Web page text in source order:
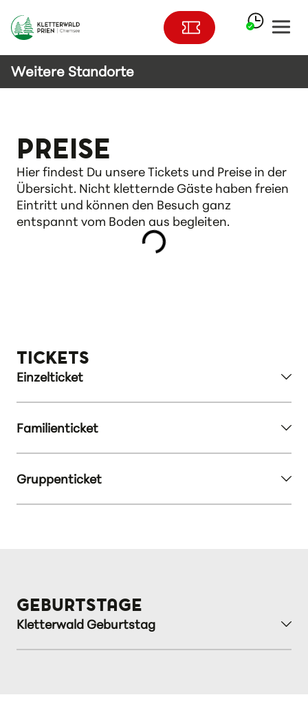
Weitere Standorte
PREISE
Hier findest Du unsere Tickets und Preise in der
Übersicht. Nicht kletternde Gäste haben freien
Eintritt und können den Besuch ganz
entspannt vom Boden aus begleiten.
TICKETS
Einzelticket
Familienticket
Gruppenticket
GEBURTSTAGE
Kletterwald Geburtstag